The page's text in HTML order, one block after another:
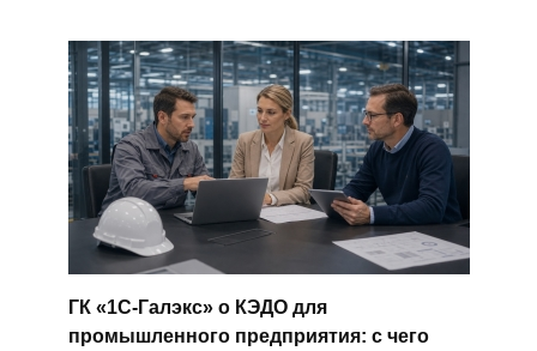
ГК «1С-Галэкс» о КЭДО для
промышленного предприятия: с чего